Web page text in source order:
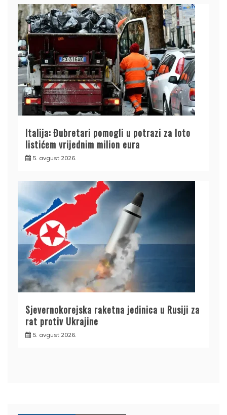
Italija: Đubretari pomogli u potrazi za loto
listićem vrijednim milion eura
5. avgust 2026.
Sjevernokorejska raketna jedinica u Rusiji za
rat protiv Ukrajine
5. avgust 2026.